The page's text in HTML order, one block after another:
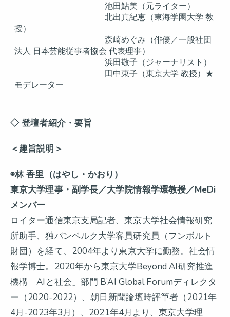
池田鮎美（元ライター）
北出真紀恵（東海学園大学 教
授）
森崎めぐみ（俳優／一般社団
法人 日本芸能従事者協会 代表理事）
浜田敬子（ジャーナリスト）
田中東子（東京大学 教授）★
モデレーター
◇ 登壇者紹介・要旨
＜趣旨説明＞
◉林 香里（はやし・かおり）
東京大学理事・副学長／大学院情報学環教授／MeDi
メンバー
ロイター通信東京支局記者、東京大学社会情報研究
所助手、独バンベルク大学客員研究員（フンボルト
財団）を経て、2004年より東京大学に勤務。社会情
報学博士。2020年から東京大学Beyond AI研究推進
機構「AIと社会」部門 B’AI Global Forumディレクタ
ー（2020-2022）、朝日新聞論壇時評筆者（2021年
4月-2023年3月）、2021年4月より、東京大学理